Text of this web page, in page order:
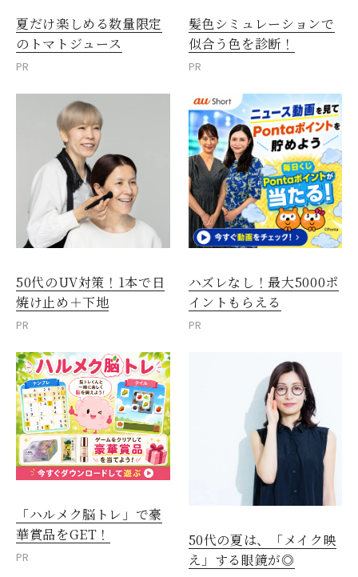
夏だけ楽しめる数量限定
のトマトジュース
PR
髪色シミュレーションで
似合う色を診断！
PR
50代のUV対策！1本で日
焼け止め＋下地
PR
ハズレなし！最大5000ポ
イントもらえる
PR
「ハルメク脳トレ」で豪
華賞品をGET！
PR
50代の夏は、「メイク映
え」する眼鏡が◎